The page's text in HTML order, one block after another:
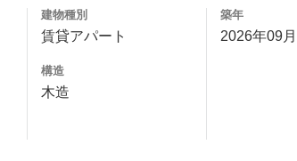
建物種別
賃貸アパート
構造
木造
築年
2026年09